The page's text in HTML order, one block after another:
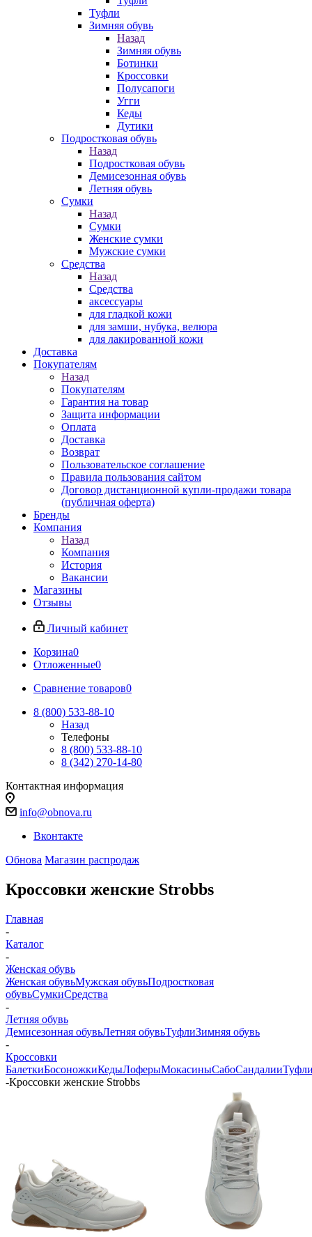
Туфли
Зимняя обувь
Назад
Зимняя обувь
Ботинки
Кроссовки
Полусапоги
Угги
Кеды
Дутики
Подростковая обувь
Назад
Подростковая обувь
Демисезонная обувь
Летняя обувь
Сумки
Назад
Сумки
Женские сумки
Мужские сумки
Средства
Назад
Средства
аксессуары
для гладкой кожи
для замши, нубука, велюра
для лакированной кожи
Доставка
Покупателям
Назад
Покупателям
Гарантия на товар
Защита информации
Оплата
Доставка
Возврат
Пользовательское соглашение
Правила пользования сайтом
Договор дистанционной купли-продажи товара
(публичная оферта)
Бренды
Компания
Назад
Компания
История
Вакансии
Магазины
Отзывы
Личный кабинет
Корзина0
Отложенные0
Сравнение товаров0
8 (800) 533-88-10
Назад
Телефоны
8 (800) 533-88-10
8 (342) 270-14-80
Контактная информация
info@obnova.ru
Вконтакте
Обнова Магазин распродаж
Кроссовки женские Strobbs
Главная
-
Каталог
-
Женская обувь
Женская обувьМужская обувьПодростковая
обувьСумкиСредства
-
Летняя обувь
Демисезонная обувьЛетняя обувьТуфлиЗимняя обувь
-
Кроссовки
БалеткиБосоножкиКедыЛоферыМокасиныСабоСандалии
-Кроссовки женские Strobbs